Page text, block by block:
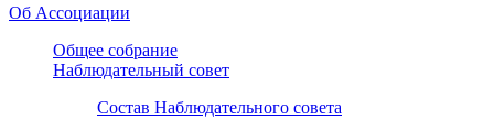
Об Ассоциации
Общее собрание
Наблюдательный совет
Состав Наблюдательного совета